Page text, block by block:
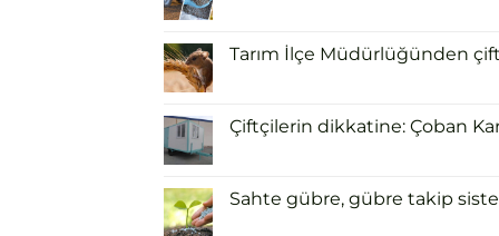
Tarım İlçe Müdürlüğünden
Çiftçilerin dikkatine: Çoban
Sahte gübre, gübre takip